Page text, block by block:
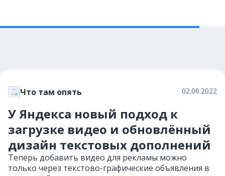
Что там опять 02.06.2022
У Яндекса новый подход к
загрузке видео и обновлённый
дизайн текстовых дополнений
Теперь добавить видео для рекламы можно
только через текстово-графические объявления в